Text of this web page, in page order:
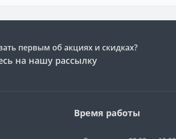
первым об акциях и скидках?
на нашу рассылку
Время работы